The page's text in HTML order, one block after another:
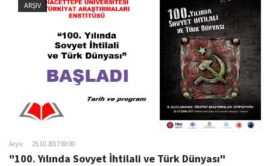
ARŞIV
Arşiv 25.10.2017 00:00
"100. Yılında Sovyet İhtilali ve Türk Dünyası"